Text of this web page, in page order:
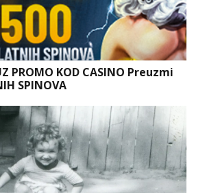
PROMO KOD CASINO Preuzmi
SPINOVA